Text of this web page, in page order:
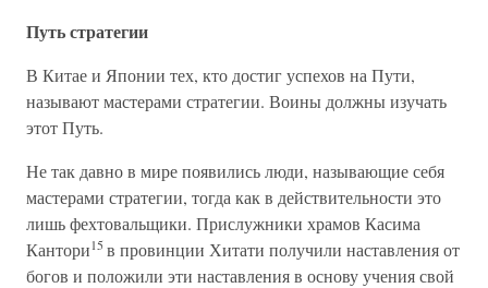
Путь стратегии
В Китае и Японии тех, кто достиг успехов на Пути,
называют мастерами стратегии. Воины должны изучать
этот Путь.
Не так давно в мире появились люди, называющие себя
мастерами стратегии, тогда как в действительности это
лишь фехтовальщики. Прислужники храмов Касима
Кантори15 в провинции Хитати получили наставления от
богов и положили эти наставления в основу учения свой